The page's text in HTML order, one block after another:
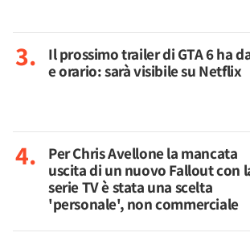
Il prossimo trailer di GTA 6 ha
e orario: sarà visibile su Netflix
Per Chris Avellone la mancata
uscita di un nuovo Fallout con
serie TV è stata una scelta
'personale', non commerciale